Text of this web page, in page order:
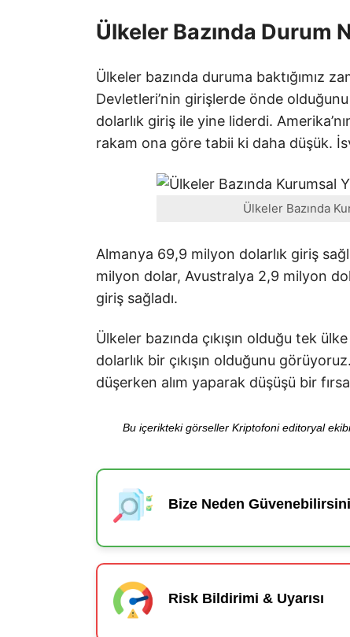
Ülkeler Bazında Durum
Ülkeler bazında duruma baktığımız
Devletleri’nin girişlerde önde
dolarlık giriş ile yine liderdi.
rakam ona göre tabii ki daha düşük.
Ülkeler Bazında
Almanya 69,9 milyon dolarlık giriş
milyon dolar, Avustralya 2,9 milyon
giriş sağladı.
Ülkeler bazında çıkışın olduğu tek
dolarlık bir çıkışın olduğunu
düşerken alım yaparak düşüşü bir
Bu içerikteki görseller Kriptofoni editoryal
Bize Neden
Risk Bildirimi & Uyarısı